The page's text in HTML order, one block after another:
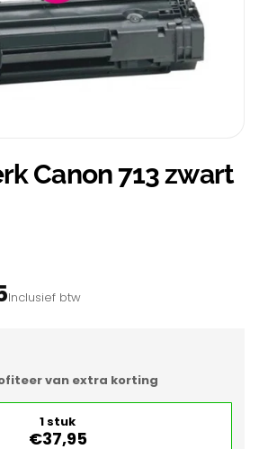
Canon 713 zwart
Inclusief btw
van extra korting
1 stuk
€37,95